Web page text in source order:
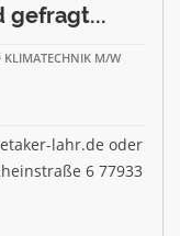
gefragt...
KLIMATECHNIK M/W
lahr.de oder
6 77933